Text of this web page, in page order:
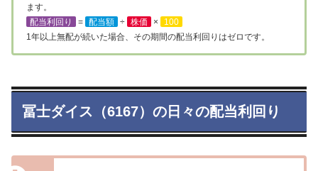
ます。
配当利回り
= 配当額 ÷ 株価 ×
100
1年以上無配が続いた場合、その期間の配当利回りはゼロです。
冨士ダイス（6167）の日々の配当利回り